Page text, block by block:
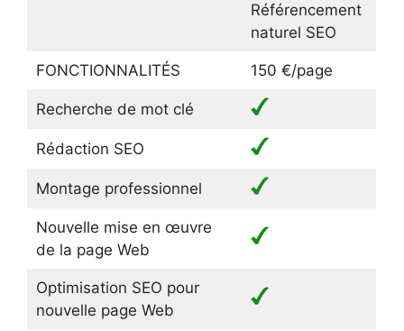
Référencement
naturel SEO
FONCTIONNALITÉS 150 €/page
Recherche de mot clé
Rédaction SEO
Montage professionnel
Nouvelle mise en œuvre
de la page Web
Optimisation SEO pour
nouvelle page Web